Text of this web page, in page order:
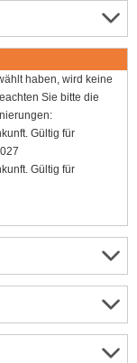
haben, wird keine
Sie bitte die
Gültig für
Gültig für